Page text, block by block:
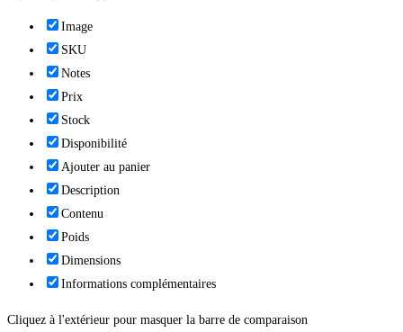
Image
SKU
Notes
Prix
Stock
Disponibilité
Ajouter au panier
Description
Contenu
Poids
Dimensions
Informations complémentaires
Cliquez à l'extérieur pour masquer la barre de comparaison